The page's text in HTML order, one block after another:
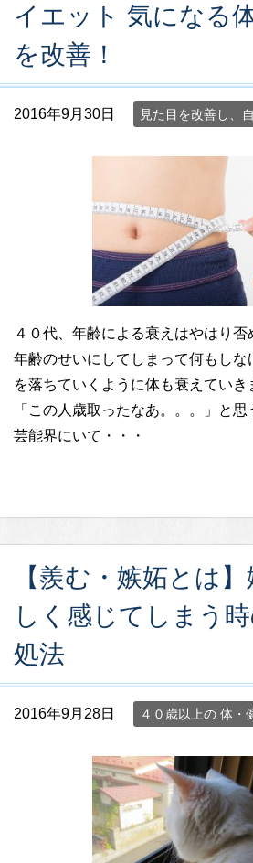
イエット 気になる
を改善！
2016年9月30日 見た目を改善し、
４０代、年齢による衰えはやはり否
年齢のせいにしてしまって何もしな
を落ちていくように体も衰えていき
「この人歳取ったなあ。。。」と
芸能界にいて・・・
【羨む・嫉妬とは
しく感じてしまう
処法
2016年9月28日 ４０歳以上の 体・